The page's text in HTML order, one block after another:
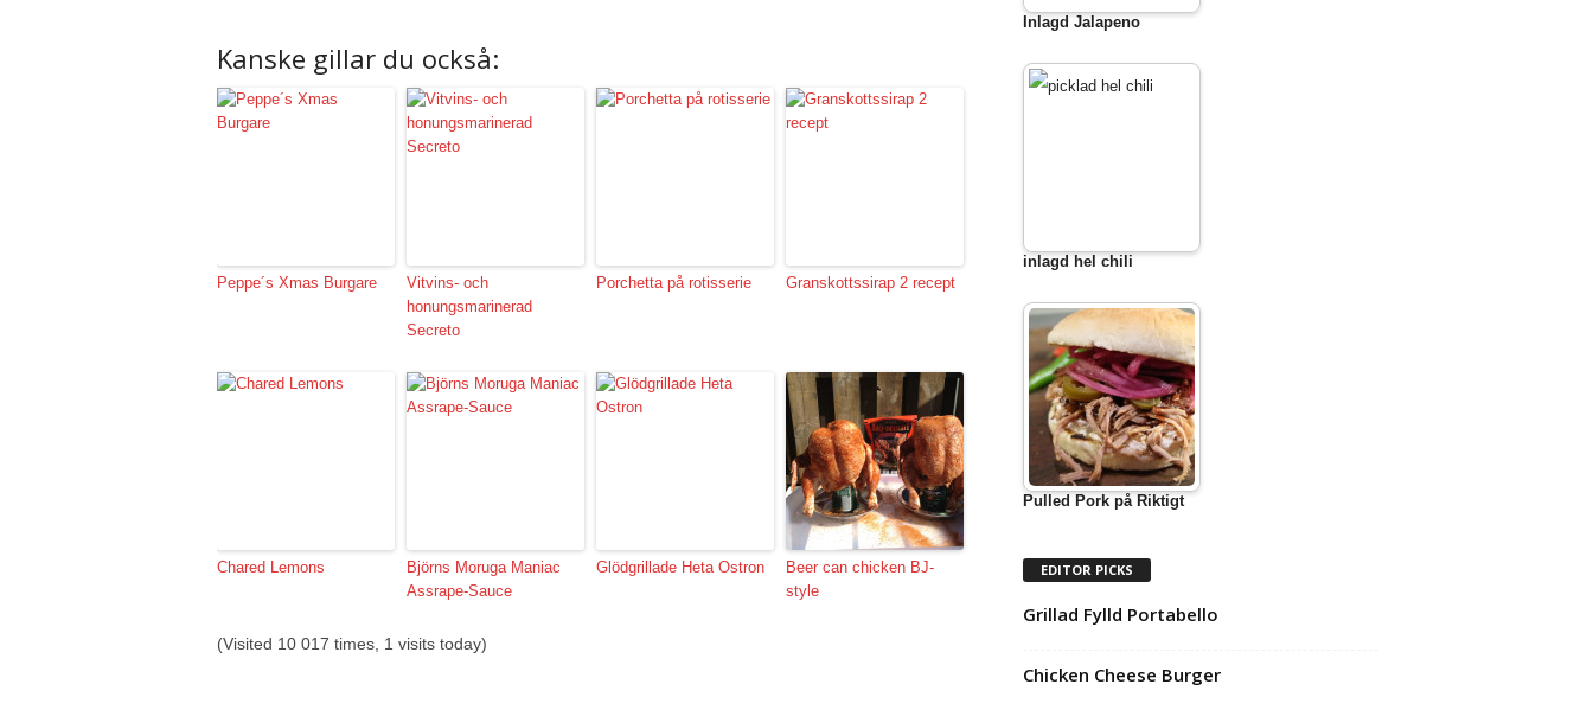
Kanske gillar du också:
Peppe´s Xmas Burgare
Vitvins- och
honungsmarinerad
Secreto
Porchetta på rotisserie Granskottssirap 2 recept
Chared Lemons
Björns Moruga Maniac
Assrape-Sauce
Glödgrillade Heta Ostron
Beer can chicken BJ-
style
(Visited 10 017 times, 1 visits today)
Inlagd Jalapeno
inlagd hel chili
Pulled Pork på Riktigt
EDITOR PICKS
Grillad Fylld Portabello
Chicken Cheese Burger